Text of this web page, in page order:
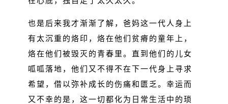
也是后来我才渐渐了解，爸妈这一代人身上
有太沉重的烙印，烙在他们贫瘠的童年上，
烙在他们被毁灭的青春里。直到他们的儿女
呱呱落地，他们又不得不在下一代身上寻求
希望，借以弥补成长的伤痛和匮乏。幸运而
又不幸的是，这一切都化为日常生活中的琐